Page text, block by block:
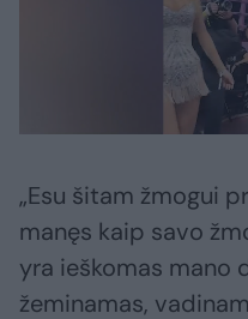
„Esu šitam žmogui
manęs kaip savo
yra ieškomas mano
žeminamas,